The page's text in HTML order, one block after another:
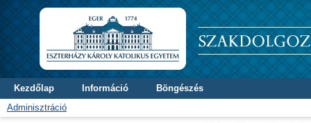
Kezdőlap Információ
Böngészés
Adminisztráció